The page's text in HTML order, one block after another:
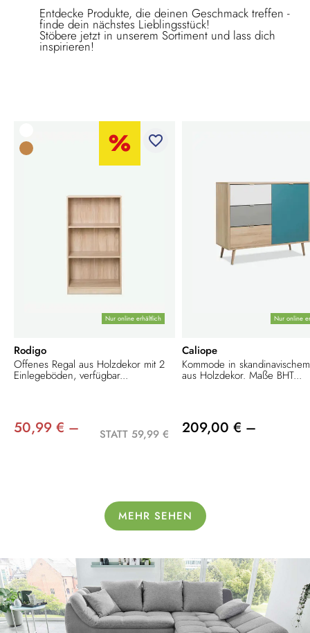
Entdecke Produkte, die deinen Geschmack treffen -
finde dein nächstes Lieblingsstück!
Stöbere jetzt in unserem Sortiment und lass dich
inspirieren!
Nur online erhältlich
favorite_border
Rodigo
Offenes Regal aus Holzdekor mit 2
Einlegeböden, verfügbar...
50,99 € – STATT 59,99 €
Nur online
Caliope
Kommode in
aus Holzdekor. Maße BHT...
209,00 € –
MEHR SEHEN